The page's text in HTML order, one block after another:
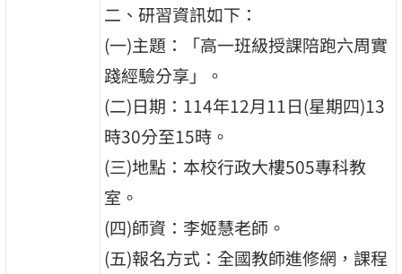
二、研習資訊如下：
(一)主題：「高一班級授課陪跑六周實
踐經驗分享」。
(二)日期：114年12月11日(星期四)13
時30分至15時。
(三)地點：本校行政大樓505專科教
室。
(四)師資：李姬慧老師。
(五)報名方式：全國教師進修網，課程